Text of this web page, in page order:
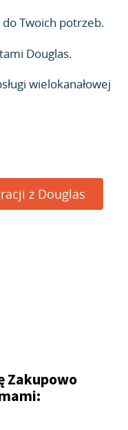
Twoich potrzeb.
Douglas.
wielokanałowej
z Douglas
Zakupowo